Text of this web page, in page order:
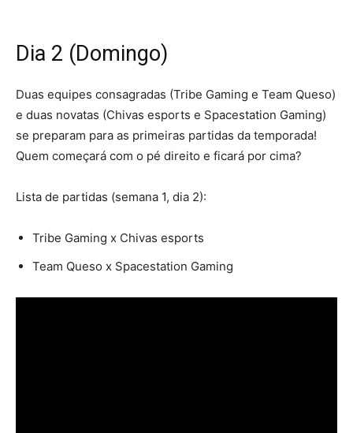
Dia 2 (Domingo)
Duas equipes consagradas (Tribe Gaming e Team Queso)
e duas novatas (Chivas esports e Spacestation Gaming)
se preparam para as primeiras partidas da temporada!
Quem começará com o pé direito e ficará por cima?
Lista de partidas (semana 1, dia 2):
Tribe Gaming x Chivas esports
Team Queso x Spacestation Gaming